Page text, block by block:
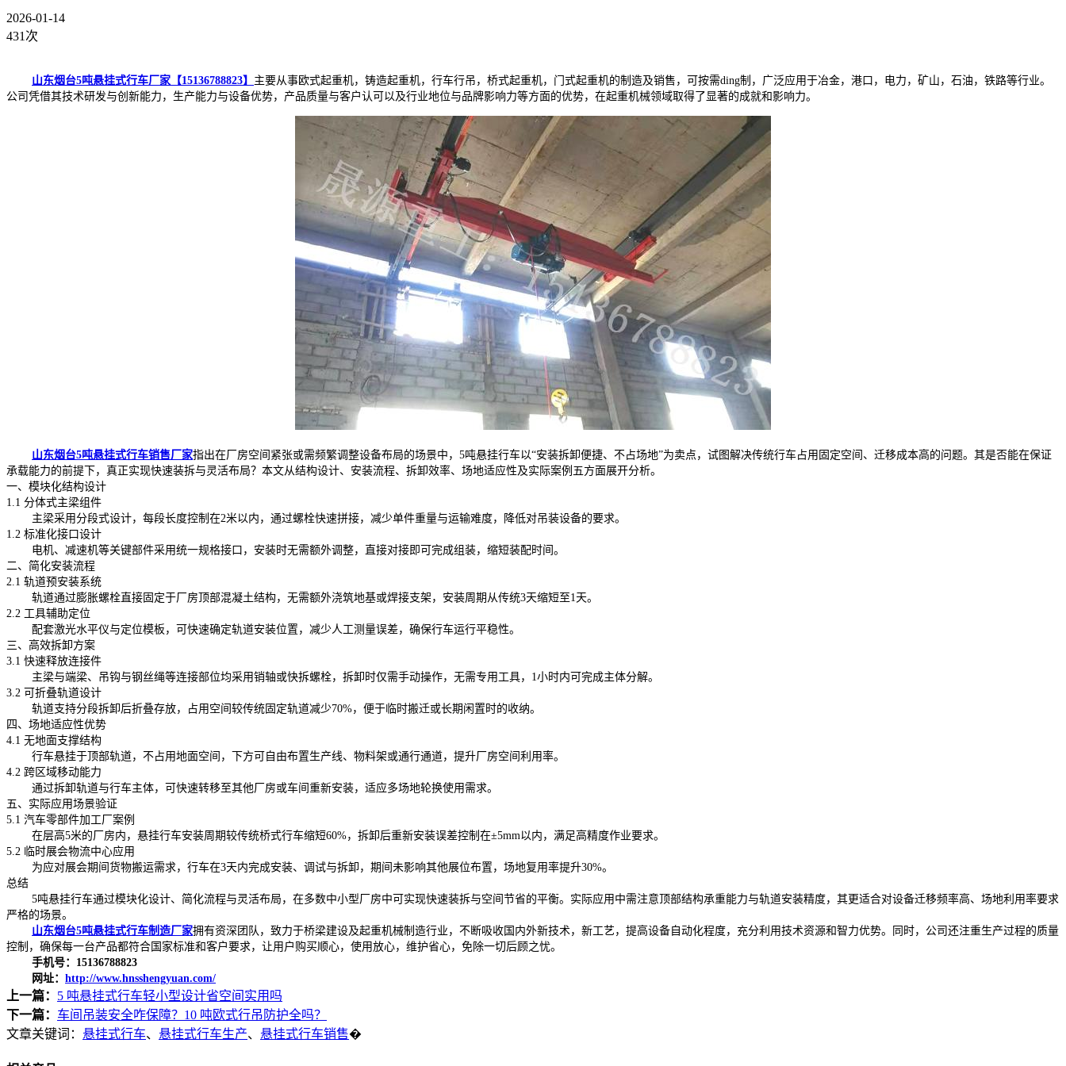
2026-01-14
431次
山东烟台5吨悬挂式行车厂家【15136788823】 主要从事欧式起重机，铸造起重机，行车行吊，桥式起重机，门式起重机的制造及销售，可按需ding制，广泛应用于冶金，港口，电力，矿山，石油，铁路等行业。
公司凭借其技术研发与创新能力，生产能力与设备优势，产品质量与客户认可以及行业地位与品牌影响力等方面的优势，在起重机械领域取得了显著的成就和影响力。
山东烟台5吨悬挂式行车销售厂家指出在厂房空间紧张或需频繁调整设备布局的场景中，5吨悬挂行车以“安装拆卸便捷、不占场地”为卖点，试图解决传统行车占用固定空间、迁移成本高的问题。其是否能在保证
承载能力的前提下，真正实现快速装拆与灵活布局？本文从结构设计、安装流程、拆卸效率、场地适应性及实际案例五方面展开分析。
一、模块化结构设计
1.1 分体式主梁组件
主梁采用分段式设计，每段长度控制在2米以内，通过螺栓快速拼接，减少单件重量与运输难度，降低对吊装设备的要求。
1.2 标准化接口设计
电机、减速机等关键部件采用统一规格接口，安装时无需额外调整，直接对接即可完成组装，缩短装配时间。
二、简化安装流程
2.1 轨道预安装系统
轨道通过膨胀螺栓直接固定于厂房顶部混凝土结构，无需额外浇筑地基或焊接支架，安装周期从传统3天缩短至1天。
2.2 工具辅助定位
配套激光水平仪与定位模板，可快速确定轨道安装位置，减少人工测量误差，确保行车运行平稳性。
三、高效拆卸方案
3.1 快速释放连接件
主梁与端梁、吊钩与钢丝绳等连接部位均采用销轴或快拆螺栓，拆卸时仅需手动操作，无需专用工具，1小时内可完成主体分解。
3.2 可折叠轨道设计
轨道支持分段拆卸后折叠存放，占用空间较传统固定轨道减少70%，便于临时搬迁或长期闲置时的收纳。
四、场地适应性优势
4.1 无地面支撑结构
行车悬挂于顶部轨道，不占用地面空间，下方可自由布置生产线、物料架或通行通道，提升厂房空间利用率。
4.2 跨区域移动能力
通过拆卸轨道与行车主体，可快速转移至其他厂房或车间重新安装，适应多场地轮换使用需求。
五、实际应用场景验证
5.1 汽车零部件加工厂案例
在层高5米的厂房内，悬挂行车安装周期较传统桥式行车缩短60%，拆卸后重新安装误差控制在±5mm以内，满足高精度作业要求。
5.2 临时展会物流中心应用
为应对展会期间货物搬运需求，行车在3天内完成安装、调试与拆卸，期间未影响其他展位布置，场地复用率提升30%。
总结
5吨悬挂行车通过模块化设计、简化流程与灵活布局，在多数中小型厂房中可实现快速装拆与空间节省的平衡。实际应用中需注意顶部结构承重能力与轨道安装精度，其更适合对设备迁移频率高、场地利用率要求
严格的场景。
山东烟台5吨悬挂式行车制造厂家拥有资深团队，致力于桥梁建设及起重机械制造行业，不断吸收国内外新技术，新工艺，提高设备自动化程度，充分利用技术资源和智力优势。同时，公司还注重生产过程的质量
控制，确保每一台产品都符合国家标准和客户要求，让用户购买顺心，使用放心，维护省心，免除一切后顾之忧。
手机号：15136788823
网址： http://www.hnsshengyuan.com/
上一篇： 5 吨悬挂式行车轻小型设计省空间实用吗
下一篇： 车间吊装安全咋保障？10 吨欧式行吊防护全吗？
文章关键词： 悬挂式行车、 悬挂式行车生产、 悬挂式行车销售�